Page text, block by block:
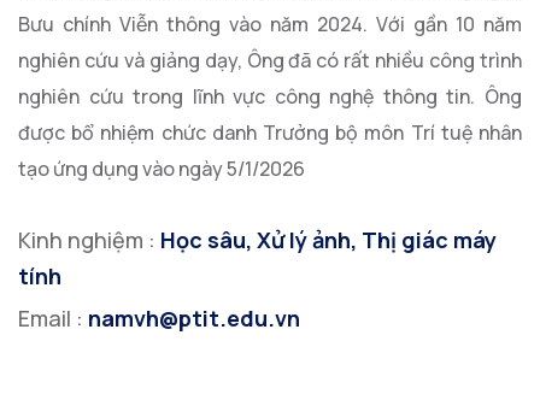
Bưu chính Viễn thông vào năm 2024. Với gần 10 năm
nghiên cứu và giảng dạy, Ông đã có rất nhiều công trình
nghiên cứu trong lĩnh vực công nghệ thông tin. Ông
được bổ nhiệm chức danh Trưởng bộ môn Trí tuệ nhân
tạo ứng dụng vào ngày 5/1/2026
Kinh nghiệm : Học sâu, Xử lý ảnh, Thị giác máy
tính
Email : namvh@ptit.edu.vn